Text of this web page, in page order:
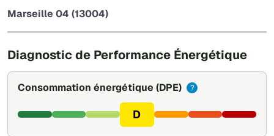
Marseille 04 (13004)
Diagnostic de Performance Énergétique
Consommation énergétique (DPE) ?
D